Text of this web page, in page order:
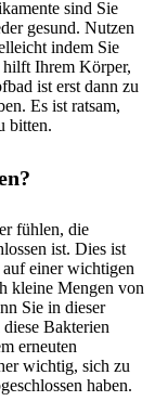
sind Sie
gesund. Nutzen
indem Sie
hilft Ihrem Körper,
ist erst dann zu
Es ist ratsam,
bitten.
fühlen, die
ist. Dies ist
einer wichtigen
kleine Mengen von
Sie in dieser
Bakterien
erneuten
wichtig, sich zu
haben.